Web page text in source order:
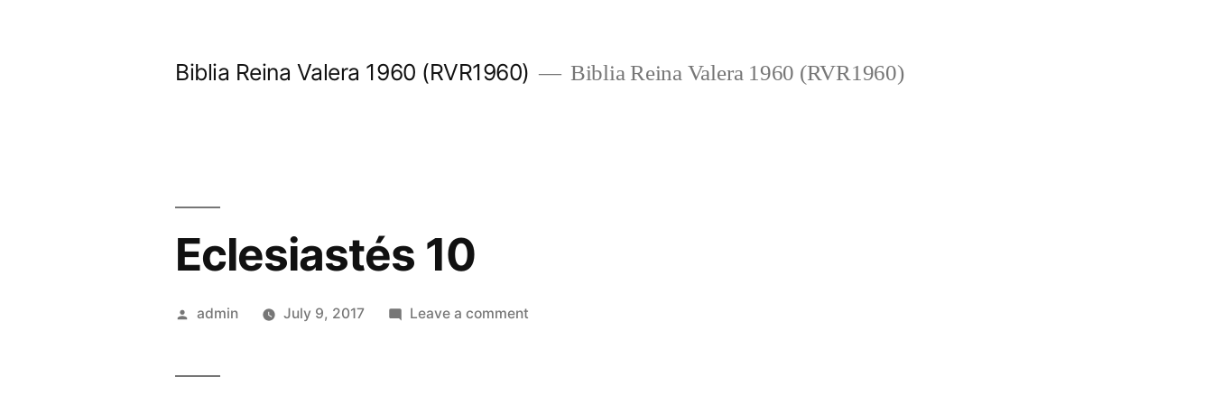
Biblia Reina Valera 1960 (RVR1960) Biblia Reina Valera 1960 (RVR1960)
Eclesiastés 10
Posted
admin July 9, 2017 Leave a commenton